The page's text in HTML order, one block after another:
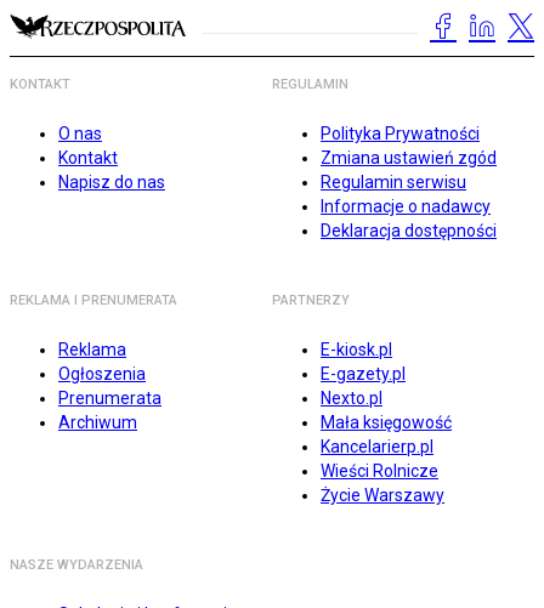
KONTAKT
O nas
Kontakt
Napisz do nas
REGULAMIN
Polityka Prywatności
Zmiana ustawień zgód
Regulamin serwisu
Informacje o nadawcy
Deklaracja dostępności
REKLAMA I PRENUMERATA
Reklama
Ogłoszenia
Prenumerata
Archiwum
PARTNERZY
E-kiosk.pl
E-gazety.pl
Nexto.pl
Mała księgowość
Kancelarierp.pl
Wieści Rolnicze
Życie Warszawy
NASZE WYDARZENIA